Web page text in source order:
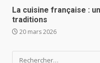
La cuisine française :
traditions
20 mars 2026
Rechercher :